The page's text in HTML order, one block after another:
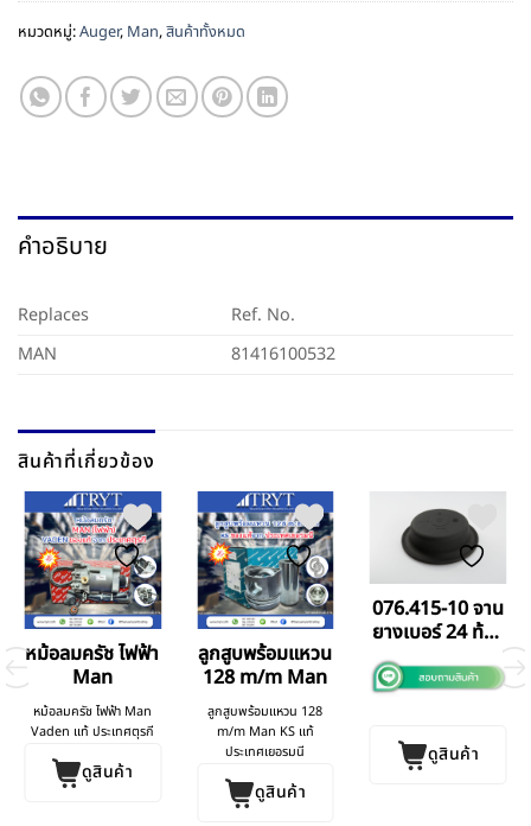
หมวดหมู่:Auger, Man,สินค้าทั้งหมด
คำอธิบาย
Replaces
Ref. No.
MAN
81416100532
สินค้าที่เกี่ยวข้อง
หม้อลมครัช ไฟฟ้า
Man
หม้อลมครัช ไฟฟ้า Man
Vaden แท้ ประเทศตุรกี
ดูสินค้า
ลูกสูบพร้อมแหวน
128 m/m Man
ลูกสูบพร้อมแหวน 128
m/m Man KS แท้
ประเทศเยอรมนี
ดูสินค้า
076.415-10 จาน
ยางเบอร์ 24 ท้อง
ดูสินค้า